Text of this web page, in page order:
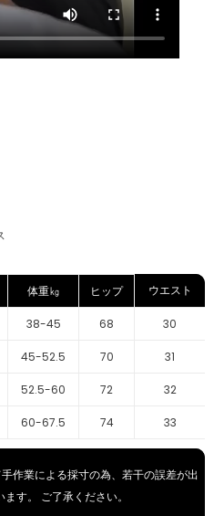
体重㎏ ヒップ ウエスト
38-45 68 30
45-52.5 70 31
52.5-60 72 32
60-67.5 74 33
作業による採寸の為、若干の誤差が出
す。 ご了承ください。